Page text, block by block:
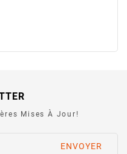
Mises À Jour!